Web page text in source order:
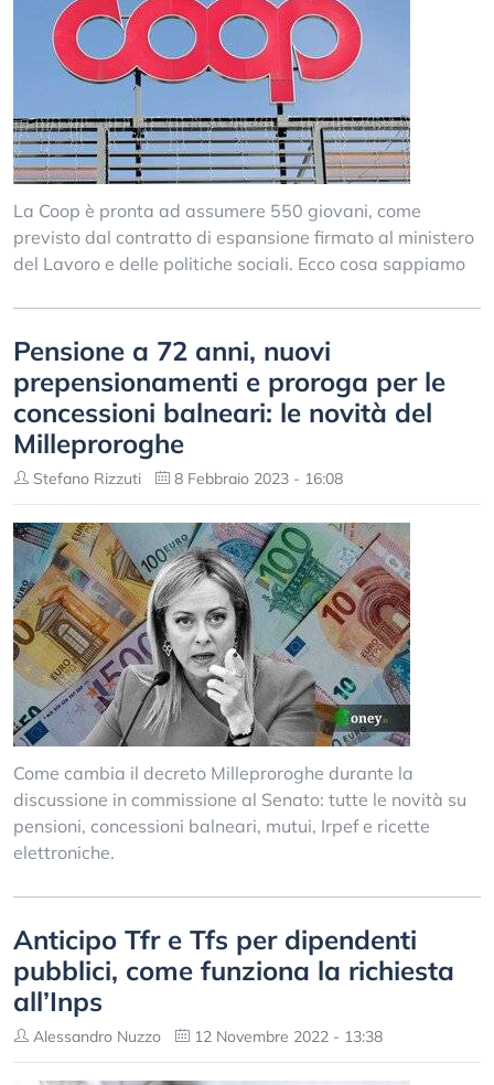
La Coop è pronta ad assumere 550 giovani, come
previsto dal contratto di espansione firmato al ministero
del Lavoro e delle politiche sociali. Ecco cosa sappiamo
Pensione a 72 anni, nuovi
prepensionamenti e proroga per le
concessioni balneari: le novità del
Milleproroghe
Stefano Rizzuti 8 Febbraio 2023 - 16:08
Come cambia il decreto Milleproroghe durante la
discussione in commissione al Senato: tutte le novità su
pensioni, concessioni balneari, mutui, Irpef e ricette
elettroniche.
Anticipo Tfr e Tfs per dipendenti
pubblici, come funziona la richiesta
all’Inps
Alessandro Nuzzo 12 Novembre 2022 - 13:38